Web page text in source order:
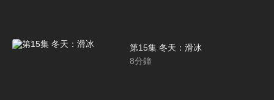
第15集 冬天：滑冰
8分鐘